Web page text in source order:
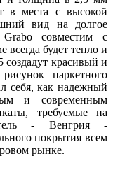
в места с высокой
вид на долгое
совместим с
будет тепло и
красивый и
паркетного
себя, как надежный
и современным
требуемые на
- Венгрия -
покрытия всем
рынке.